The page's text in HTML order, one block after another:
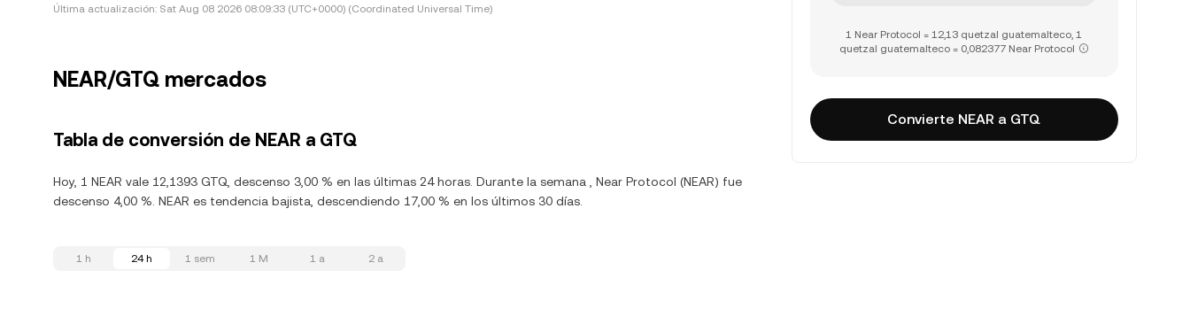
Última actualización: Sat Aug 08 2026 08:09:33 (UTC+0000) (Coordinated Universal Time)
NEAR/GTQ mercados
Tabla de conversión de NEAR a GTQ
Hoy, 1 NEAR vale 12,1393 GTQ, descenso 3,00 % en las últimas 24 horas. Durante la semana , Near Protocol (NEAR) fue
descenso 4,00 %. NEAR es tendencia bajista, descendiendo 17,00 % en los últimos 30 días.
1 h 24 h 1 sem 1 M 1 a 2 a
1 Near Protocol = 12,13 quetzal guatemalteco, 1
quetzal guatemalteco = 0,082377 Near Protocol
Convierte NEAR a GTQ